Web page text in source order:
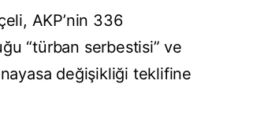
AKP’nin 336
“türban serbestisi” ve
değişikliği teklifine